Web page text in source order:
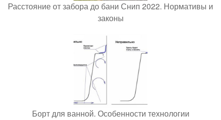
Расстояние от забора до бани Снип 2022. Нормативы и
законы
Борт для ванной. Особенности технологии